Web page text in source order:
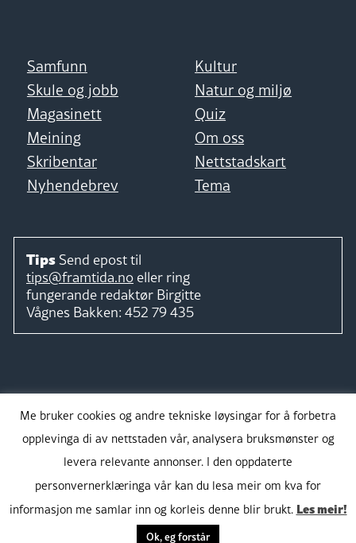
Samfunn
Kultur
Skule og jobb
Natur og miljø
Magasinett
Quiz
Meining
Om oss
Skribentar
Nettstadskart
Nyhendebrev
Tema
Tips Send epost til
tips@framtida.no eller ring
fungerande redaktør Birgitte
Vågnes Bakken: 452 79 435
Takk for støtta:
Me bruker cookies og andre tekniske løysingar for å forbetra
opplevinga di av nettstaden vår, analysera bruksmønster og
levera relevante annonser. I den oppdaterte
personvernerklæringa vår kan du lesa meir om kva for
informasjon me samlar inn og korleis denne blir brukt. Les meir!
Ok, eg forstår